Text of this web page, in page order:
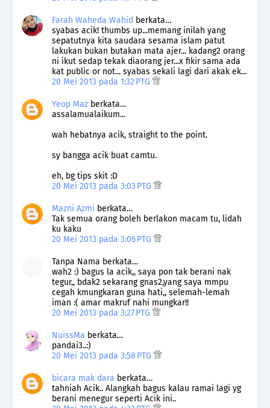
Farah Waheda Wahid berkata…
syabas acik! thumbs up...memang inilah yang
sepatutnya kita saudara sesama islam patut
lakukan bukan butakan mata ajer... kadang2 orang
ni ikut sedap tekak diaorang jer...x fikir sama ada
kat public or not... syabas sekali lagi dari akak ek...
20 Mei 2013 pada 1:32 PTG
Yeop Maz berkata…
assalamualaikum...
wah hebatnya acik, straight to the point.
sy bangga acik buat camtu.
eh, bg tips skit :D
20 Mei 2013 pada 3:03 PTG
Mazni Azmi berkata…
Tak semua orang boleh berlakon macam tu, lidah
ku kaku
20 Mei 2013 pada 3:06 PTG
Tanpa Nama berkata…
wah2 :) bagus la acik,, saya pon tak berani nak
tegur,, bdak2 sekarang gnas2,yang saya mmpu
cegah kmungkaran guna hati,, selemah-lemah
iman :( amar makruf nahi mungkar!!
20 Mei 2013 pada 3:27 PTG
NuissMa berkata…
pandai3..:)
20 Mei 2013 pada 3:58 PTG
bicara mak dara berkata…
tahniah Acik.. Alangkah bagus kalau ramai lagi yg
berani menegur seperti Acik ini..